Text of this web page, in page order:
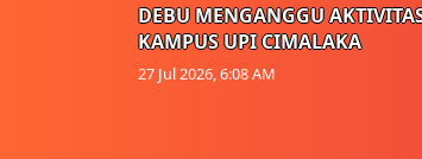
DEBU MENGANGGU
KAMPUS UPI CIMALAKA
27 Jul 2026, 6:08 AM